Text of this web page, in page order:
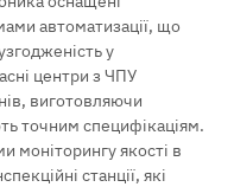
автоматизації, що
у
центри з ЧПУ
виготовляючи
точним специфікаціям.
моніторингу якості в
станції, які